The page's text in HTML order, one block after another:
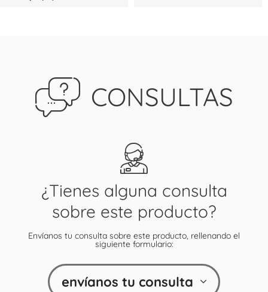
CONSULTAS
¿Tienes alguna consulta
sobre este producto?
Envíanos tu consulta sobre este producto, rellenando el
siguiente formulario:
envíanos tu consulta